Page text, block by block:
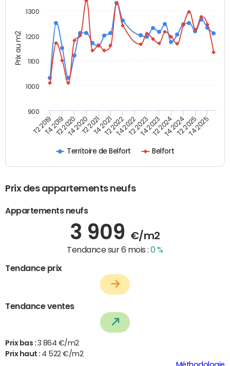
Prix au m2
Territoire de Belfort Belfort
T2 2019T4 2019T2 2020T4 2020T2 2021T4 2021T2 2022T4 2022T2 2023T4 2023T2 2024T4 2024T2 2025T4 2025
900
1000
1100
1200
1300
Prix des appartements neufs
Appartements neufs
3 909 €/m2
Tendance sur 6 mois :0 %
Tendance prix
Tendance ventes
Prix bas : 3 864 €/m2
Prix haut : 4 522 €/m2
Méthodologie